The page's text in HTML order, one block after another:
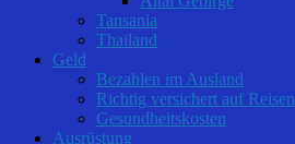
Tansania
Thailand
Geld
Bezahlen im Ausland
Richtig versichert auf Reisen
Gesundheitskosten
Ausrüstung